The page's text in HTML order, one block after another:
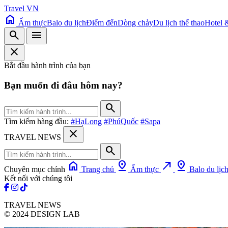
Travel VN
home Ẩm thựcBalo du lịchĐiểm đếnDòng chảyDu lịch thể thaoHotel
search
menu
close
Bắt đầu hành trình của bạn
Bạn muốn đi đâu hôm nay?
search
Tìm kiếm hàng đầu: #HạLong #PhúQuốc #Sapa
TRAVEL NEWS
close
search
Chuyên mục chính home Trang chủ pin_drop Ẩm thực north_east pin_drop Balo du lịch
Kết nối với chúng tôi
TRAVEL NEWS
© 2024 DESIGN LAB